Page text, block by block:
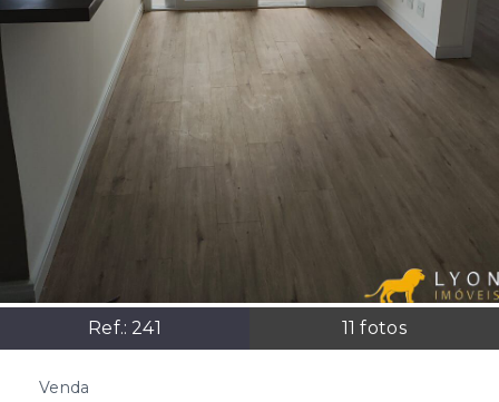
Ref.: 241 11 fotos
Venda